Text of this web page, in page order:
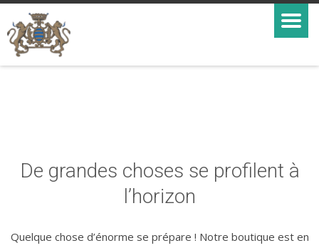
De grandes choses se profilent à
l’horizon
Quelque chose d’énorme se prépare ! Notre boutique est en